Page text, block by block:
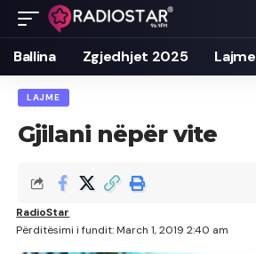
Ballina Zgjedhjet 2025 Lajme
LAJME
Gjilani nëpër vite
Përditësimi i fundit: March 1, 2019 2:40 am
RadioStar